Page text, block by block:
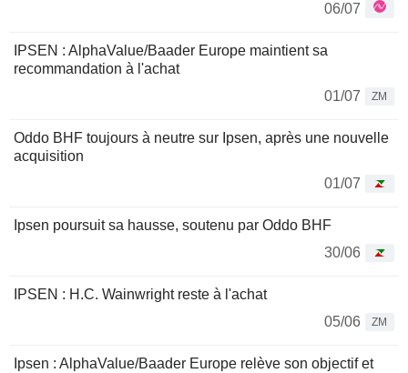
06/07
IPSEN : AlphaValue/Baader Europe maintient sa
recommandation à l'achat
01/07
ZM
Oddo BHF toujours à neutre sur Ipsen, après une nouvelle
acquisition
01/07
Ipsen poursuit sa hausse, soutenu par Oddo BHF
30/06
IPSEN : H.C. Wainwright reste à l'achat
05/06
ZM
Ipsen : AlphaValue/Baader Europe relève son objectif et